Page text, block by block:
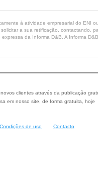
à atividade empresarial do ENI ou
a sua retificação, contactando,
da Informa D&B. A Informa
clientes através da publicação
em nosso site, de forma gratuita, hoje
Condições de uso Contacto